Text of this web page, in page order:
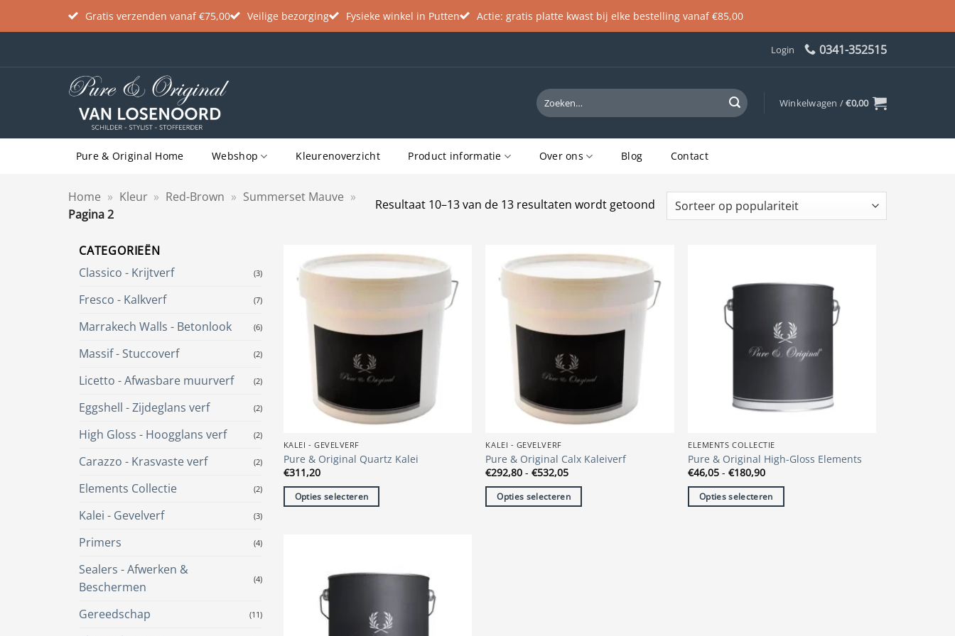
Gratis verzenden vanaf €75,00 Veilige bezorging Fysieke winkel in Putten Actie: gratis platte kwast bij elke bestelling vanaf €85,00
Login 0341-352515
Zoeken
naar:
Winkelwagen /€0,00
Pure & Original Home Webshop Kleurenoverzicht Product informatie Over ons Blog Contact
Home » Kleur » Red-Brown » Summerset Mauve »
Pagina 2
Resultaat 10–13 van de 13 resultaten wordt getoondGesorteerd
op
CATEGORIEËN
Classico - Krijtverf
(3)
Fresco - Kalkverf (7)
Marrakech Walls - Betonlook (6)
Massif - Stuccoverf (2)
Licetto - Afwasbare muurverf (2)
Eggshell - Zijdeglans verf (2)
High Gloss - Hoogglans verf (2)
Carazzo - Krasvaste verf (2)
Elements Collectie (2)
Kalei - Gevelverf (3)
Primers (4)
Sealers - Afwerken &
Beschermen
(4)
Gereedschap (11)
KALEI - GEVELVERF
Pure & Original Quartz Kalei
€311,20
Opties selecteren
KALEI - GEVELVERF
Pure & Original Calx Kaleiverf
€292,80 - €532,05Prijsklasse:
tot
€532,05
Opties selecteren
ELEMENTS COLLECTIE
Pure & Original High-Gloss Elements
€46,05 - €180,90Prijsklasse:
tot
€180,90
Opties selecteren